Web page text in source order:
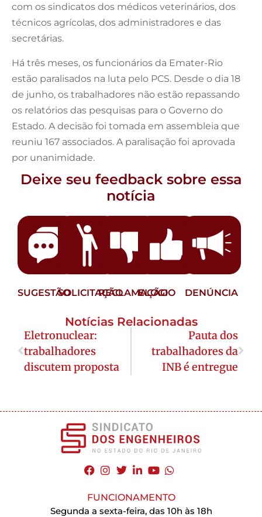
com os sindicatos dos médicos veterinários, dos
técnicos agrícolas, dos administradores e das
secretárias.
Há três meses, os funcionários da Emater-Rio
estão paralisados na luta pelo PCS. Desde o dia 18
de junho, os trabalhadores não estão repassando
os relatórios das pesquisas para o Governo do
Estado. A decisão foi tomada em assembleia que
reuniu 167 associados. A paralisação foi aprovada
por unanimidade.
Deixe seu feedback sobre essa
notícia
SUGESTÃOSOLICITAÇÃORECLAMAÇÃO
ELOGIO DENÚNCIA
Notícias Relacionadas
Eletronuclear:
trabalhadores
discutem proposta
Pauta dos
trabalhadores da
INB é entregue
FUNCIONAMENTO
Segunda a sexta-feira, das 10h às 18h